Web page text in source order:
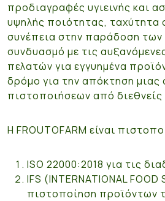
προδιαγραφές υγιεινής και
υψηλής ποιότητας, ταχύτητα
συνέπεια στην παράδοση
συνδυασμό με τις
πελατών για εγγυημένα
δρόμο για την απόκτηση μιας
πιστοποιήσεων από διεθνείς
Η FROUTOFARM είναι
ISO 22000:2018 για τις
IFS (INTERNATIONAL FOOD
πιστοποίηση προϊόντων